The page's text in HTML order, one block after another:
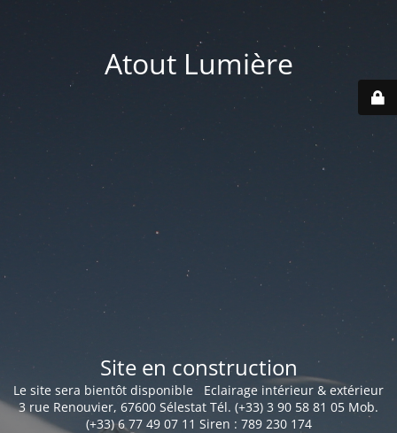
Atout Lumière
Site en construction
Le site sera bientôt disponible Eclairage intérieur & extérieur
3 rue Renouvier, 67600 Sélestat Tél. (+33) 3 90 58 81 05 Mob.
(+33) 6 77 49 07 11 Siren : 789 230 174